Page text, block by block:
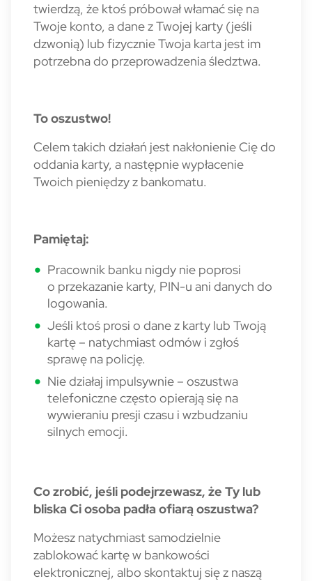
twierdzą, że ktoś próbował włamać się na
Twoje konto, a dane z Twojej karty (jeśli
dzwonią) lub fizycznie Twoja karta jest im
potrzebna do przeprowadzenia śledztwa.
To oszustwo!
Celem takich działań jest nakłonienie Cię do
oddania karty, a następnie wypłacenie
Twoich pieniędzy z bankomatu.
Pamiętaj:
Pracownik banku nigdy nie poprosi
o przekazanie karty, PIN-u ani danych do
logowania.
Jeśli ktoś prosi o dane z karty lub Twoją
kartę – natychmiast odmów i zgłoś
sprawę na policję.
Nie działaj impulsywnie – oszustwa
telefoniczne często opierają się na
wywieraniu presji czasu i wzbudzaniu
silnych emocji.
Co zrobić, jeśli podejrzewasz, że Ty lub
bliska Ci osoba padła ofiarą oszustwa?
Możesz natychmiast samodzielnie
zablokować kartę w bankowości
elektronicznej, albo skontaktuj się z naszą